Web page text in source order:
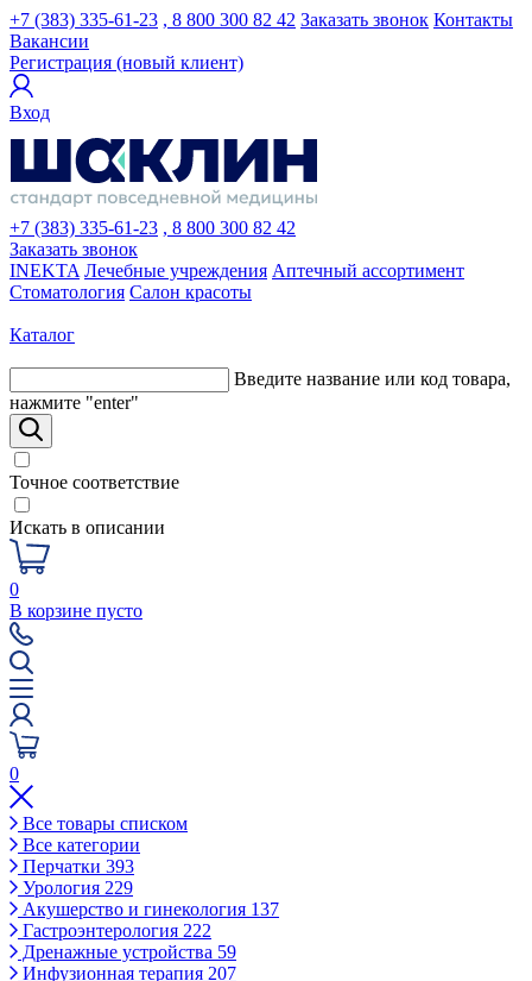
+7 (383) 335-61-23 , 8 800 300 82 42 Заказать звонок Контакты
Вакансии
Регистрация (новый клиент)
Вход
+7 (383) 335-61-23 , 8 800 300 82 42
Заказать звонок
INEKTA Лечебные учреждения Аптечный ассортимент
Стоматология Салон красоты
Каталог
Введите название или код товара,
нажмите "enter"
Точное соответствие
Искать в описании
0
В корзине пусто
0
Все товары списком
Все категории
Перчатки 393
Урология 229
Акушерство и гинекология 137
Гастроэнтерология 222
Дренажные устройства 59
Инфузионная терапия 207